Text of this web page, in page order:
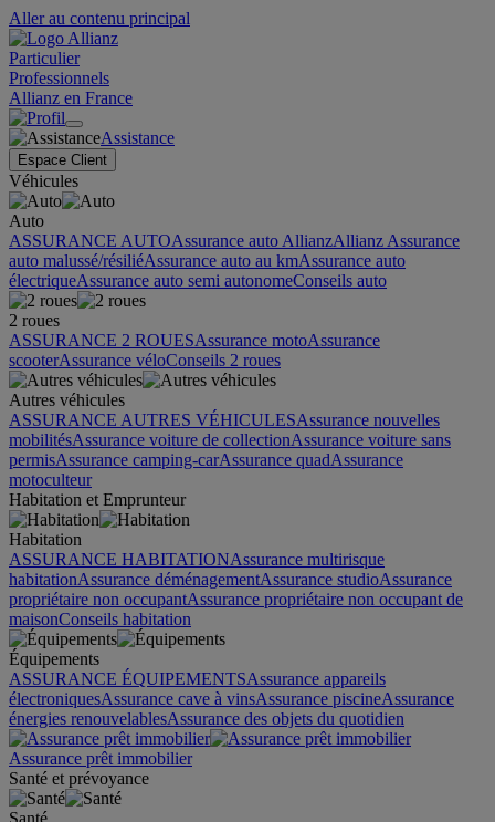
Aller au contenu principal
Particulier
Professionnels
Allianz en France
Assistance
Espace Client
Véhicules
Auto
ASSURANCE AUTOAssurance auto AllianzAllianz Assurance
auto malussé/résiliéAssurance auto au kmAssurance auto
électriqueAssurance auto semi autonomeConseils auto
2 roues
ASSURANCE 2 ROUESAssurance motoAssurance
scooterAssurance véloConseils 2 roues
Autres véhicules
ASSURANCE AUTRES VÉHICULESAssurance nouvelles
mobilitésAssurance voiture de collectionAssurance voiture sans
permisAssurance camping-carAssurance quadAssurance
motoculteur
Habitation et Emprunteur
Habitation
ASSURANCE HABITATIONAssurance multirisque
habitationAssurance déménagementAssurance studioAssurance
propriétaire non occupantAssurance propriétaire non occupant de
maisonConseils habitation
Équipements
ASSURANCE ÉQUIPEMENTSAssurance appareils
électroniquesAssurance cave à vinsAssurance piscineAssurance
énergies renouvelablesAssurance des objets du quotidien
Assurance prêt immobilier
Santé et prévoyance
Santé